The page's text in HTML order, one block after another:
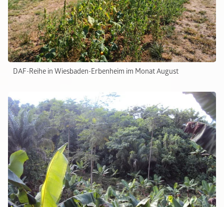
DAF-Reihe in Wiesbaden-Erbenheim im Monat August